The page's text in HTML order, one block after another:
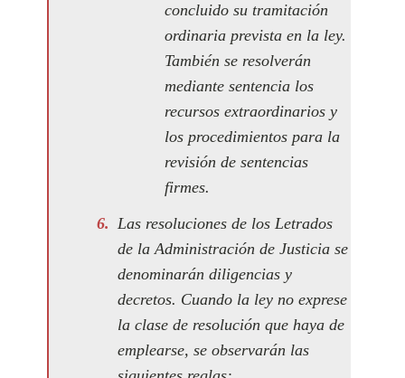
concluido su tramitación
ordinaria prevista en la ley.
También se resolverán
mediante sentencia los
recursos extraordinarios y
los procedimientos para la
revisión de sentencias
firmes.
Las resoluciones de los Letrados
de la Administración de Justicia se
denominarán diligencias y
decretos. Cuando la ley no exprese
la clase de resolución que haya de
emplearse, se observarán las